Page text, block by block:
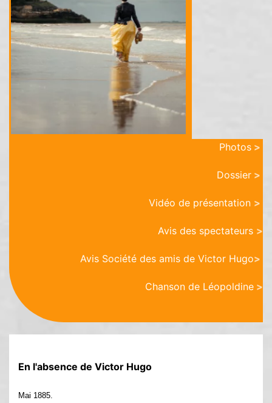
Photos >
Dossier >
Vidéo de présentation >
Avis des spectateurs >
Avis Société des amis de Victor Hugo>
Chanson de Léopoldine >
En l'absence de Victor Hugo
Mai 1885.